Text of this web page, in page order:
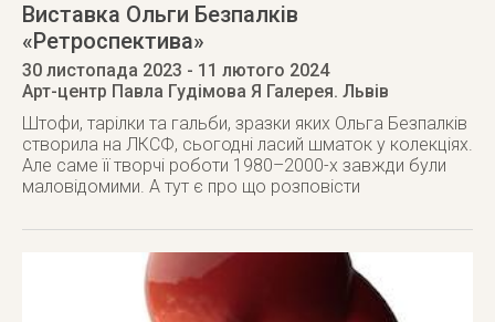
Виставка Ольги Безпалків
«Ретроспектива»
30 листопада 2023 - 11 лютого 2024
Арт-центр Павла Гудімова Я Галерея. Львів
Штофи, тарілки та гальби, зразки яких Ольга Безпалків
створила на ЛКСФ, сьогодні ласий шматок у колекціях.
Але саме її творчі роботи 1980–2000-х завжди були
маловідомими. А тут є про що розповісти